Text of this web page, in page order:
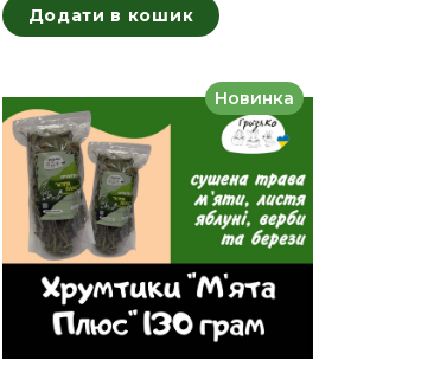
Додати в кошик
Новинка